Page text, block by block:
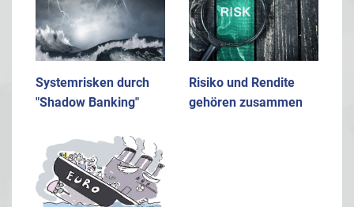
Systemrisken durch
"Shadow Banking"
Risiko und Rendite
gehören zusammen